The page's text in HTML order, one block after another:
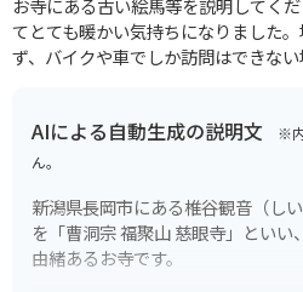
お寺にある古い絵馬等を説明してく
てとても暖かい気持ちになりました
ず、バイクや車でしか訪問はできない
AIによる自動生成の説明文 ※内
ん。
新潟県長岡市にある椎谷観音（し
を「曹洞宗 福聚山 慈眼寺」とい
由緒あるお寺です。